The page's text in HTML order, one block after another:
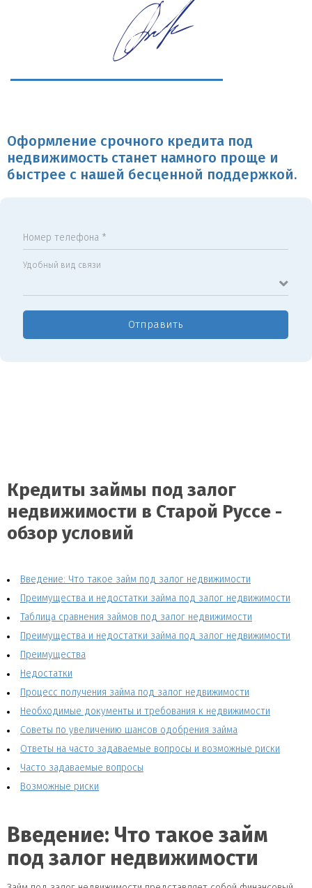
Оформление срочного кредита под
недвижимость станет намного проще и
быстрее с нашей бесценной поддержкой.
Номер телефона *
Удобный вид связи
Отправить
Кредиты займы под залог
недвижимости в Старой Руссе -
обзор условий
Введение: Что такое займ под залог недвижимости
Преимущества и недостатки займа под залог недвижимости
Таблица сравнения займов под залог недвижимости
Преимущества и недостатки займа под залог недвижимости
Преимущества
Недостатки
Процесс получения займа под залог недвижимости
Необходимые документы и требования к недвижимости
Советы по увеличению шансов одобрения займа
Ответы на часто задаваемые вопросы и возможные риски
Часто задаваемые вопросы
Возможные риски
Введение: Что такое займ
под залог недвижимости